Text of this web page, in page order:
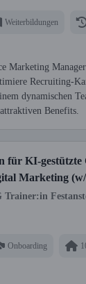
Weiterbildungen
Marketing
Recruiting-
dynamischen
Benefits.
für KI-gestützte
Marketing
Trainer:in
Onboarding